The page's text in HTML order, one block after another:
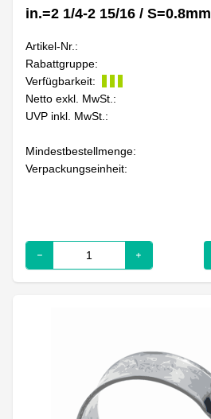
in.=2 1/4-2 15/16 / S=0.8mm
Artikel-Nr.:
Rabattgruppe:
Verfügbarkeit:
Netto exkl. MwSt.:
UVP inkl. MwSt.:
Mindestbestellmenge:
Verpackungseinheit: